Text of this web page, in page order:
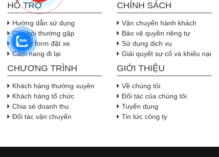
HỖ TRỢ
Hướng dẫn sử dụng
Câu hỏi thường gặp
Nhúng form đặt xe
Cẩm nang đi lại
CHÍNH SÁCH
Vận chuyển hành khách
Bảo vệ quyền riêng tư
Sử dụng dịch vụ
Giải quyết sự cố và khiếu nại
CHƯƠNG TRÌNH
Khách hàng thường xuyên
Khách hàng tổ chức
Chia sẻ doanh thu
Đối tác vận chuyển
GIỚI THIỆU
Về chúng tôi
Đối tác của chúng tôi
Tuyển dụng
Tin tức công ty